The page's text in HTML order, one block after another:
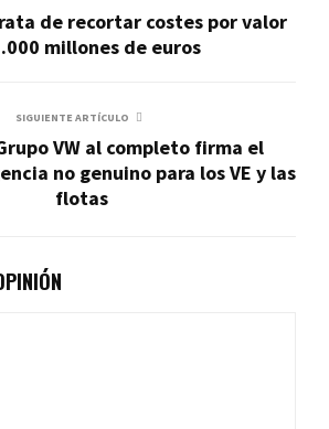
de recortar costes por valor
millones de euros
SIGUIENTE ARTÍCULO
VW al completo firma el
no genuino para los VE y las
flotas